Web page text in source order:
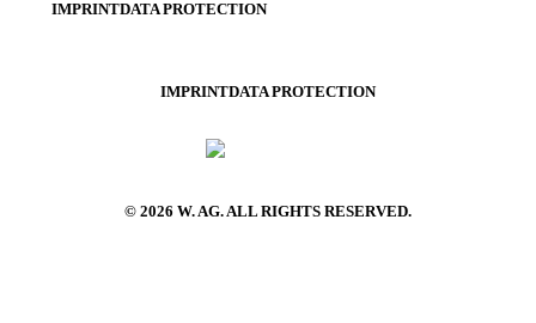
IMPRINTDATA PROTECTION
IMPRINTDATA PROTECTION
© 2026 W. AG. ALL RIGHTS RESERVED.